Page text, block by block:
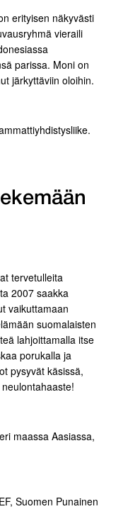
erityisen näkyvästi
vieraili
parissa. Moni on
järkyttäviin oloihin.
tervetulleita
2007 saakka
vaikuttamaan
suomalaisten
lahjoittamalla itse
porukalla ja
pysyvät käsissä,
maassa Aasiassa,
Suomen Punainen